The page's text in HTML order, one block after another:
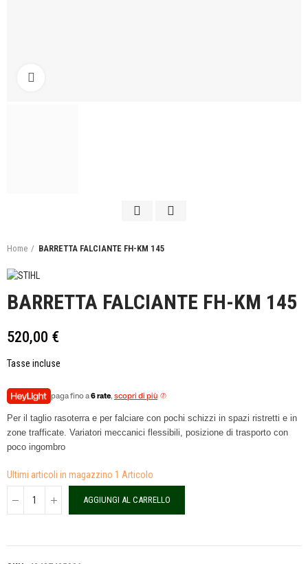
Home BARRETTA FALCIANTE FH-KM 145
BARRETTA FALCIANTE FH-KM 145
520,00 €
Tasse incluse
paga fino a6 rate, scopri di più
Per il taglio rasoterra e per falciare con pochi schizzi in spazi ristretti e in
zone trafficate. Variatori meccanici flessibili, posizione di trasporto con
poco ingombro
Ultimi articoli in magazzino 1 Articolo
AGGIUNGI AL CARRELLO